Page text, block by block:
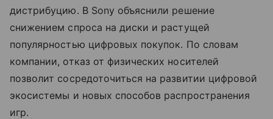
дистрибуцию. В Sony объяснили решение
снижением спроса на диски и растущей
популярностью цифровых покупок. По словам
компании, отказ от физических носителей
позволит сосредоточиться на развитии цифровой
экосистемы и новых способов распространения
игр.